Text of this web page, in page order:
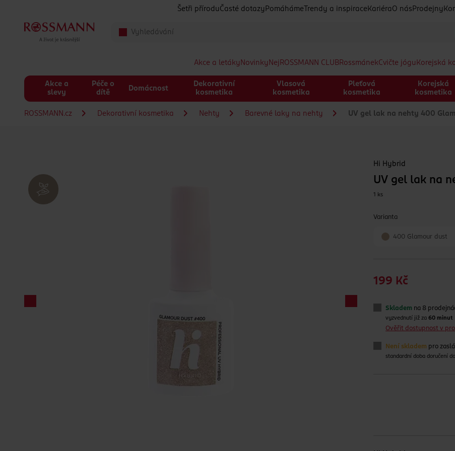
Šetři přírodu Časté dotazy Pomáháme Trendy a inspirace Kariéra O nás Prodejny
Akce a letáky Novinky Nej ROSSMANN CLUBRossmánekCvičte jógu Korejská
Akce a
slevy
Péče o
dítě
Domácnost
Dekorativní
kosmetika
Vlasová
kosmetika
Pleťová
kosmetika
Korejská
kosmetika
ROSSMANN.cz Dekorativní kosmetika Nehty Barevné laky na nehty UV gel lak na nehty 400
Hi Hybrid
UV gel lak na
1 ks
Varianta
400 Glamour dust
199 Kč
Skladem na 8
vyzvednutí již za60 minut
Ověřit dostupnost v
Není skladem pro
standardní doba doručení do